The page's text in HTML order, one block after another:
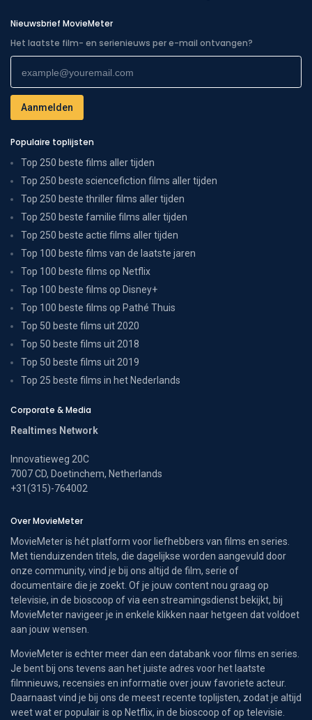
Nieuwsbrief MovieMeter
Het laatste film- en serienieuws per e-mail ontvangen?
Populaire toplijsten
Top 250 beste films aller tijden
Top 250 beste sciencefiction films aller tijden
Top 250 beste thriller films aller tijden
Top 250 beste familie films aller tijden
Top 250 beste actie films aller tijden
Top 100 beste films van de laatste jaren
Top 100 beste films op Netflix
Top 100 beste films op Disney+
Top 100 beste films op Pathé Thuis
Top 50 beste films uit 2020
Top 50 beste films uit 2018
Top 50 beste films uit 2019
Top 25 beste films in het Nederlands
Corporate & Media
Realtimes Network
Innovatieweg 20C
7007 CD, Doetinchem, Netherlands
+31(315)-764002
Over MovieMeter
MovieMeter is hét platform voor liefhebbers van films en series.
Met tienduizenden titels, die dagelijkse worden aangevuld door
onze community, vind je bij ons altijd de film, serie of
documentaire die je zoekt. Of je jouw content nou graag op
televisie, in de bioscoop of via een streamingsdienst bekijkt, bij
MovieMeter navigeer je in enkele klikken naar hetgeen dat voldoet
aan jouw wensen.
MovieMeter is echter meer dan een databank voor films en series.
Je bent bij ons tevens aan het juiste adres voor het laatste
filmnieuws, recensies en informatie over jouw favoriete acteur.
Daarnaast vind je bij ons de meest recente toplijsten, zodat je altijd
weet wat er populair is op Netflix, in de bioscoop of op televisie.